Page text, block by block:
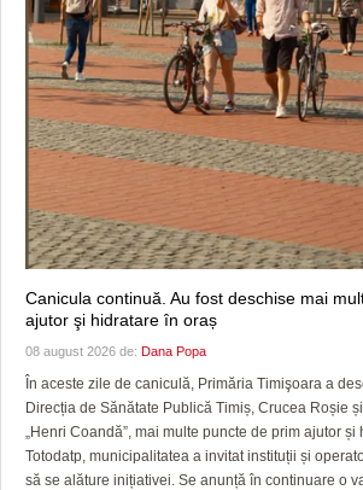
Canicula continuă. Au fost deschise mai
ajutor şi hidratare în oraș
08 august 2026 de: Dana Popa
În aceste zile de caniculă, Primăria Timişoara a
Direcția de Sănătate Publică Timiș, Crucea Roșie
„Henri Coandă”, mai multe puncte de prim ajutor și
Totodatp, municipalitatea a invitat instituții și
să se alăture inițiativei. Se anunță în continuare o